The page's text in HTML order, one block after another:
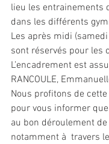
lieu les entrainements
dans les différents
Les après midi
sont réservés pour les
L’encadrement est
RANCOULE,
Nous profitons de
pour vous informer
au bon déroulement
notamment à  travers